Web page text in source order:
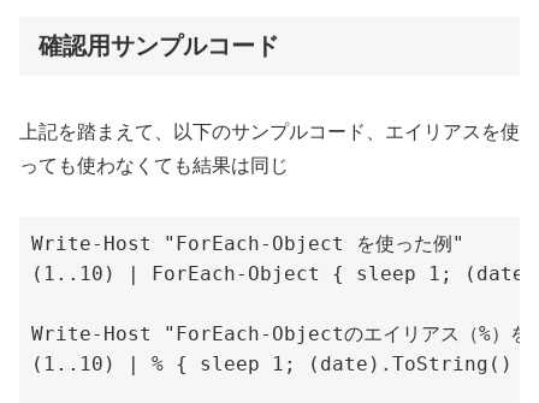
確認用サンプルコード
上記を踏まえて、以下のサンプルコード、エイリアスを使
っても使わなくても結果は同じ
Write-Host "ForEach-Object を使った例"
(1..10) | ForEach-Object { sleep 1;
Write-Host "ForEach-Objectのエイリアス（%）を
(1..10) | % { sleep 1; (date).ToString() }